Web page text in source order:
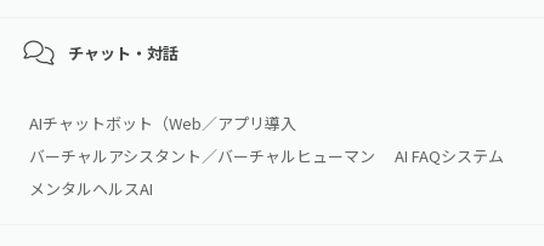
チャット・対話
AIチャットボット（Web／アプリ導入
バーチャルアシスタント／バーチャルヒューマン
AI FAQシステム
メンタルヘルスAI